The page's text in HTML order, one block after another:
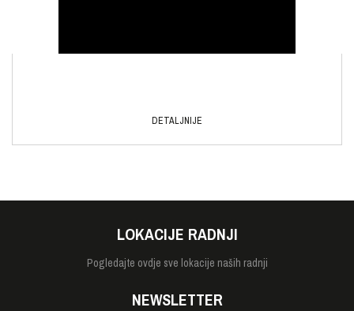
DETALJNIJE
LOKACIJE RADNJI
Pogledajte ovdje sve lokacije naših radnji
NEWSLETTER